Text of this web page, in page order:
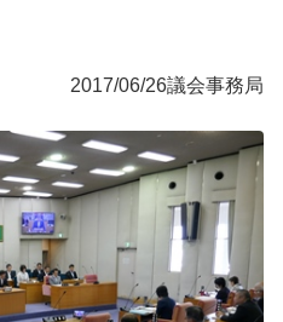
2017/06/26議会事務局